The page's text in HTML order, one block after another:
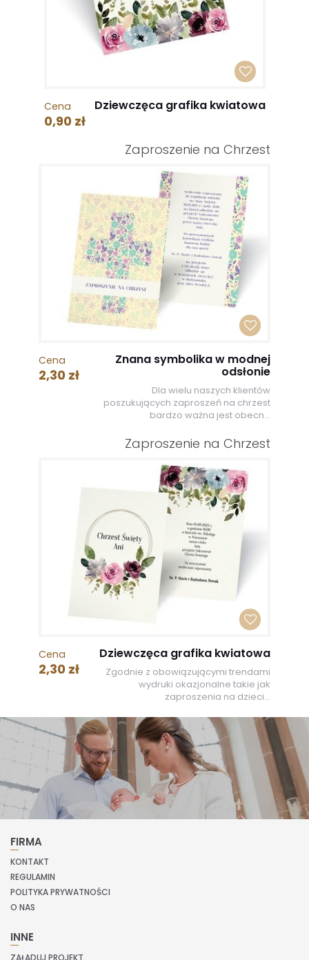
Cena
0,90 zł
Dziewczęca grafika kwiatowa
Zaproszenie na Chrzest
Cena
2,30 zł
Znana symbolika w modnej
odsłonie
Dla wielu naszych klientów
poszukujących zaproszeń na chrzest
bardzo ważna jest obecn...
Zaproszenie na Chrzest
Cena
2,30 zł
Dziewczęca grafika kwiatowa
Zgodnie z obowiązującymi trendami
wydruki okazjonalne takie jak
zaproszenia na dzieci...
FIRMA
KONTAKT
REGULAMIN
POLITYKA PRYWATNOŚCI
O NAS
INNE
ZAŁADUJ PROJEKT